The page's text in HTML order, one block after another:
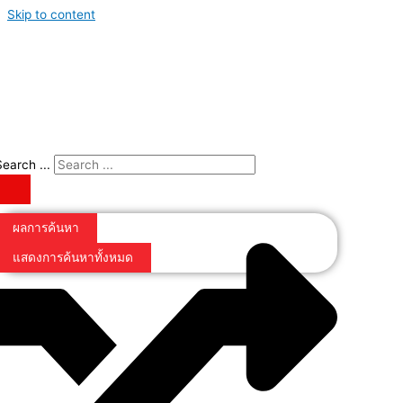
Skip to content
...
ผลการค้นหา
แสดงการค้นหาทั้งหมด